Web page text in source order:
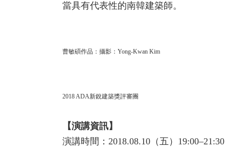
當具有代表性的南韓建築師。
曹敏碩作品：攝影：Yong-Kwan Kim
2018 ADA新銳建築獎評審團
【演講資訊】
演講時間：2018.08.10（五）19:00–21:30